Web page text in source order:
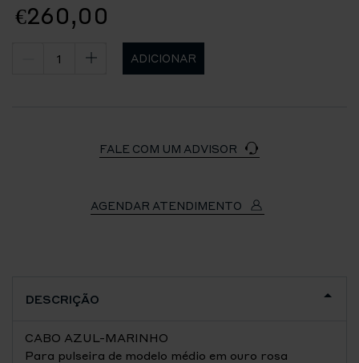
€260,00
ADICIONAR
FALE COM UM ADVISOR
AGENDAR ATENDIMENTO
DESCRIÇÃO
CABO AZUL-MARINHO
Para pulseira de modelo médio em ouro rosa